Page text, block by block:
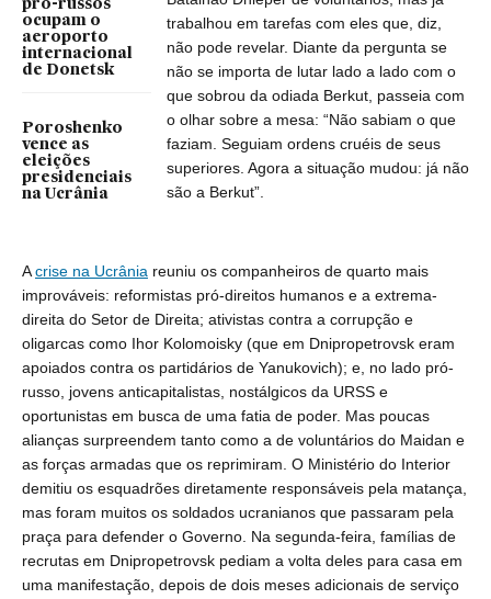
pró-russos
ocupam o
aeroporto
internacional
de Donetsk
Poroshenko
vence as
eleições
presidenciais
na Ucrânia
trabalhou em tarefas com eles que, diz,
não pode revelar. Diante da pergunta se
não se importa de lutar lado a lado com o
que sobrou da odiada Berkut, passeia com
o olhar sobre a mesa: “Não sabiam o que
faziam. Seguiam ordens cruéis de seus
superiores. Agora a situação mudou: já não
são a Berkut”.
Acrise na Ucrânia reuniu os companheiros de quarto mais
improváveis: reformistas pró-direitos humanos e a extrema-
direita do Setor de Direita; ativistas contra a corrupção e
oligarcas como Ihor Kolomoisky (que em Dnipropetrovsk eram
apoiados contra os partidários de Yanukovich); e, no lado pró-
russo, jovens anticapitalistas, nostálgicos da URSS e
oportunistas em busca de uma fatia de poder. Mas poucas
alianças surpreendem tanto como a de voluntários do Maidan e
as forças armadas que os reprimiram. O Ministério do Interior
demitiu os esquadrões diretamente responsáveis pela matança,
mas foram muitos os soldados ucranianos que passaram pela
praça para defender o Governo. Na segunda-feira, famílias de
recrutas em Dnipropetrovsk pediam a volta deles para casa em
uma manifestação, depois de dois meses adicionais de serviço